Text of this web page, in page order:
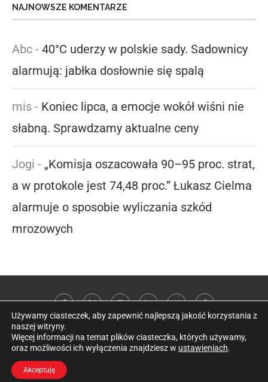
NAJNOWSZE KOMENTARZE
Abc - 40°C uderzy w polskie sady. Sadownicy
alarmują: jabłka dosłownie się spalą
mis - Koniec lipca, a emocje wokół wiśni nie
słabną. Sprawdzamy aktualne ceny
Jogi - „Komisja oszacowała 90–95 proc. strat,
a w protokole jest 74,48 proc.” Łukasz Cielma
alarmuje o sposobie wyliczania szkód
mrozowych
@2026 Kobieta w sadzie
Używamy ciasteczek, aby zapewnić najlepszą jakość korzystania z
naszej witryny.
Więcej informacji na temat plików ciasteczka, których używamy,
oraz możliwości ich wyłączenia znajdziesz w ustawieniach.
Akceptuję